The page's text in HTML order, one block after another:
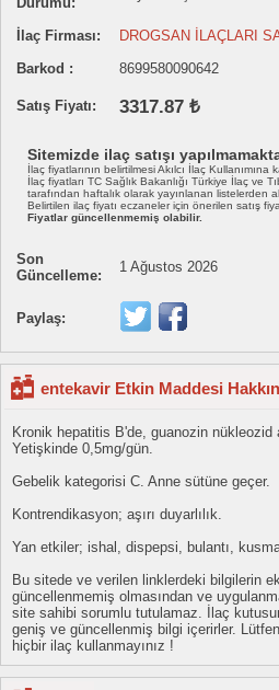
İlaç Firması:
DROGSAN İLAÇLARI
Barkod :
8699580090642
Satış Fiyatı: 3317.87 ₺
Sitemizde ilaç satışı
İlaç fiyatlarının belirtilmesi Akılcı İlaç Kullanımına
İlaç fiyatları TC Sağlık Bakanlığı Türkiye İlaç ve
tarafından haftalık olarak yayınlanan listelerden
Belirtilen ilaç fiyatı eczaneler için önerilen satış
Fiyatlar güncellenmemiş olabilir.
Son
Güncelleme:
1 Ağustos 2026
Paylaş:
entekavir Etkin Maddesi
Kronik hepatitis B'de, guanozin nükleozid
Yetişkinde 0,5mg/gün.
Gebelik kategorisi C. Anne sütüne geçer.
Kontrendikasyon; aşırı duyarlılık.
Yan etkiler; ishal, dispepsi, bulantı,
Bu sitede ve verilen linklerdeki bilgilerin
güncellenmemiş olmasından ve
site sahibi sorumlu tutulamaz. İlaç
geniş ve güncellenmiş bilgi içerirler.
hiçbir ilaç kullanmayınız !